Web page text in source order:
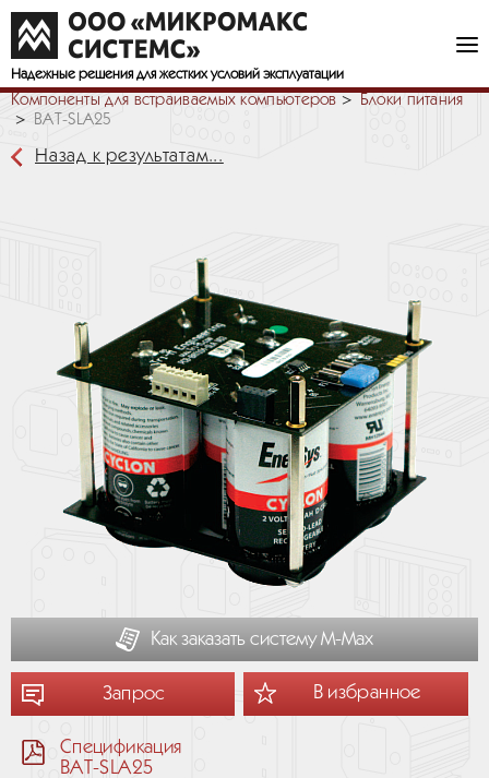
Надежные решения для жестких условий эксплуатации
Компоненты для встраиваемых компьютеров
Блоки питания
BAT-SLA25
Назад к результатам...
Как заказать систему М-Мах
Запрос В избранное
Спецификация
BAT-SLA25